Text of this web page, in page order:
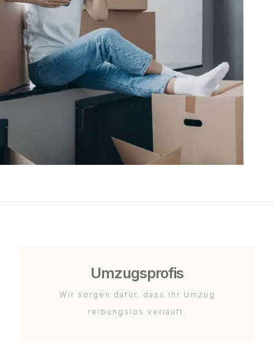
Umzugsprofis
Wir sorgen dafür, dass Ihr Umzug
reibungslos verläuft.